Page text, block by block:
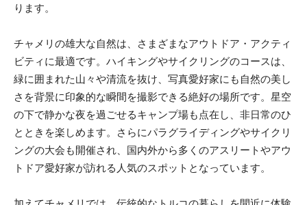
ります。
チャメリの雄大な自然は、さまざまなアウトドア・アクティ
ビティに最適です。ハイキングやサイクリングのコースは、
緑に囲まれた山々や清流を抜け、写真愛好家にも自然の美し
さを背景に印象的な瞬間を撮影できる絶好の場所です。星空
の下で静かな夜を過ごせるキャンプ場も点在し、非日常のひ
とときを楽しめます。さらにパラグライディングやサイクリ
ングの大会も開催され、国内外から多くのアスリートやアウ
トドア愛好家が訪れる人気のスポットとなっています。